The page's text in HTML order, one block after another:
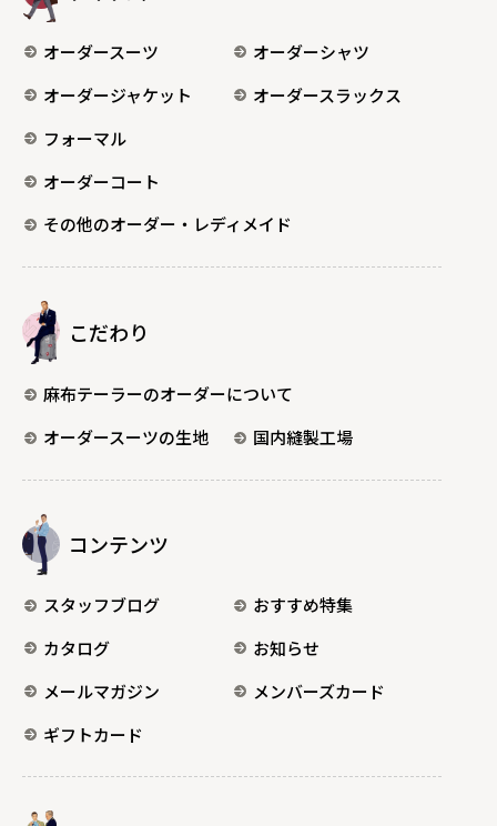
オーダースーツ
オーダーシャツ
オーダージャケット
オーダースラックス
フォーマル
オーダーコート
その他のオーダー・レディメイド
こだわり
麻布テーラーのオーダーについて
オーダースーツの生地
国内縫製工場
コンテンツ
スタッフブログ
おすすめ特集
カタログ
お知らせ
メールマガジン
メンバーズカード
ギフトカード